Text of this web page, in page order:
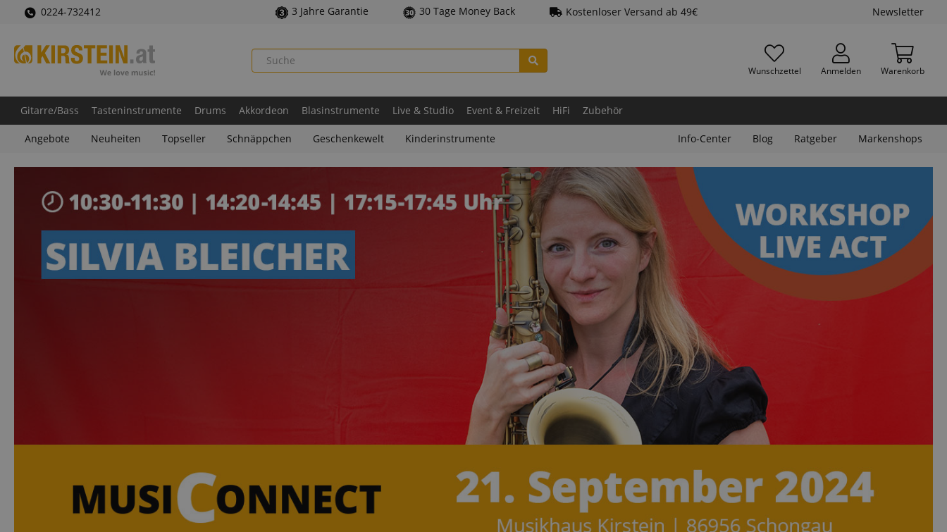
0224-732412 3 Jahre Garantie 30 Tage Money Back Kostenloser Versand ab 49€ Newsletter
Wunschzettel Anmelden Warenkorb
Gitarre/Bass Tasteninstrumente Drums Akkordeon Blasinstrumente Live & Studio Event & Freizeit HiFi Zubehör
Angebote Neuheiten Topseller Schnäppchen Geschenkewelt Kinderinstrumente Info-Center Blog Ratgeber Markenshops